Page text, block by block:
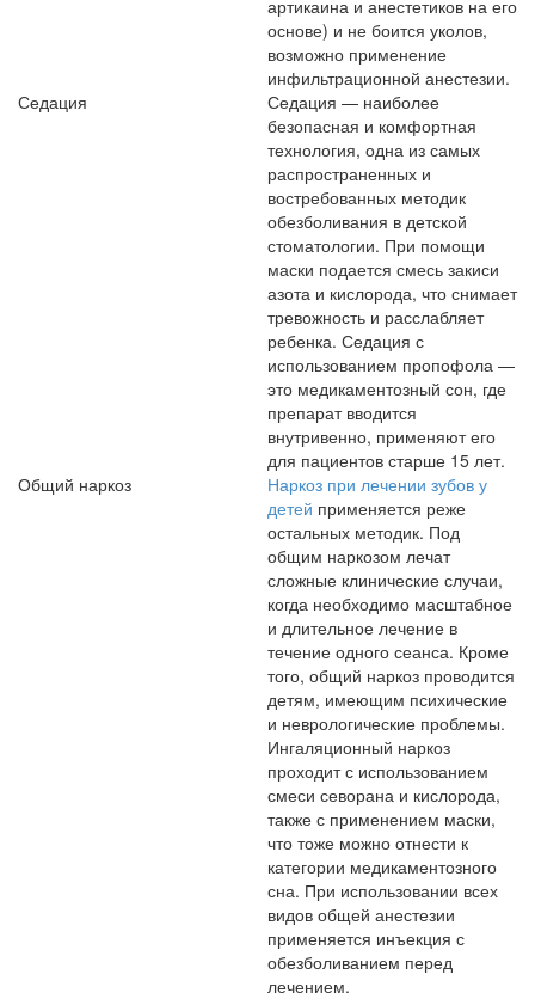
артикаина и анестетиков на его
основе) и не боится уколов,
возможно применение
инфильтрационной анестезии.
Седация
Седация — наиболее
безопасная и комфортная
технология, одна из самых
распространенных и
востребованных методик
обезболивания в детской
стоматологии. При помощи
маски подается смесь закиси
азота и кислорода, что снимает
тревожность и расслабляет
ребенка. Седация с
использованием пропофола —
это медикаментозный сон, где
препарат вводится
внутривенно, применяют его
для пациентов старше 15 лет.
Общий наркоз
Наркоз при лечении зубов у
детей применяется реже
остальных методик. Под
общим наркозом лечат
сложные клинические случаи,
когда необходимо масштабное
и длительное лечение в
течение одного сеанса. Кроме
того, общий наркоз проводится
детям, имеющим психические
и неврологические проблемы.
Ингаляционный наркоз
проходит с использованием
смеси севорана и кислорода,
также с применением маски,
что тоже можно отнести к
категории медикаментозного
сна. При использовании всех
видов общей анестезии
применяется инъекция с
обезболиванием перед
лечением.